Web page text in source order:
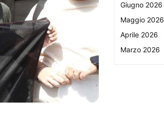
Giugno 2026
Maggio 2026
Aprile 2026
Marzo 2026